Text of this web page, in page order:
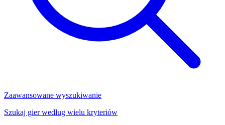
Zaawansowane wyszukiwanie
Szukaj gier według wielu kryteriów